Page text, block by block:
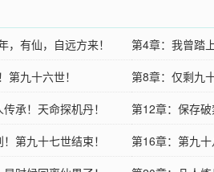
，有仙，自远方来！
第4章：我曾踏
人
第九十六世！
第8章：仅剩九
承！天命探机丹！
第12章：保存破
第九十七世结束！
第16章：第九十